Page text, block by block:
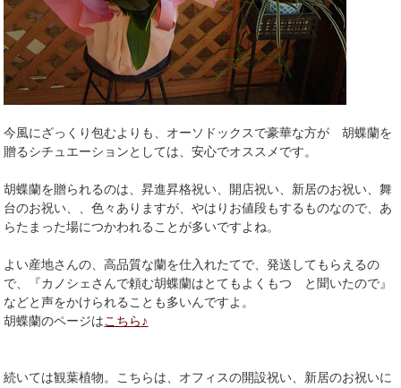
今風にざっくり包むよりも、オーソドックスで豪華な方が 胡蝶蘭を
贈るシチュエーションとしては、安心でオススメです。
胡蝶蘭を贈られるのは、昇進昇格祝い、開店祝い、新居のお祝い、舞
台のお祝い、、色々ありますが、やはりお値段もするものなので、あ
らたまった場につかわれることが多いですよね。
よい産地さんの、高品質な蘭を仕入れたてで、発送してもらえるの
で、『カノシェさんで頼む胡蝶蘭はとてもよくもつ と聞いたので』
などと声をかけられることも多いんですよ。
胡蝶蘭のページはこちら♪
続いては観葉植物。こちらは、オフィスの開設祝い、新居のお祝いに